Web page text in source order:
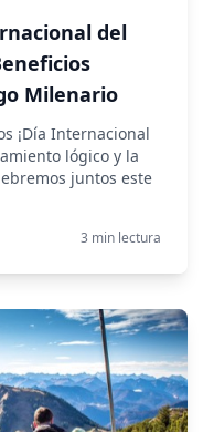
del
Milenario
¡Día Internacional
lógico y la
juntos este
3 min lectura